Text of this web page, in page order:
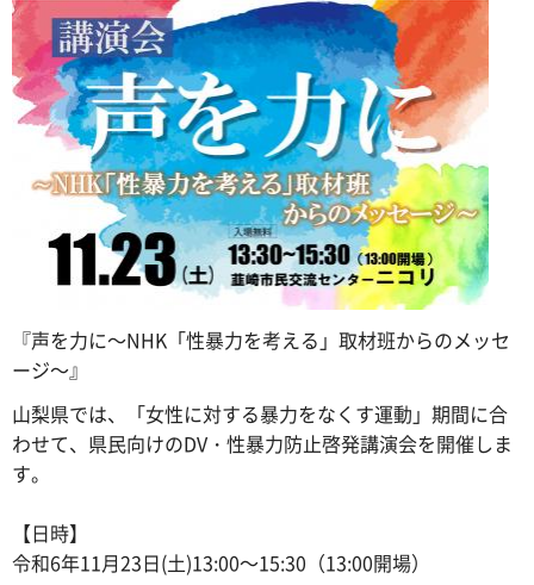
『声を力に～NHK「性暴力を考える」取材班からのメッセ
ージ～』
山梨県では、「女性に対する暴力をなくす運動」期間に合
わせて、県民向けのDV・性暴力防止啓発講演会を開催しま
す。
【日時】
令和6年11月23日(土)13:00～15:30（13:00開場）